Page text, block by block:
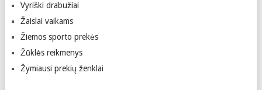
Vyriški drabužiai
Žaislai vaikams
Žiemos sporto prekės
Žūklės reikmenys
Žymiausi prekių ženklai